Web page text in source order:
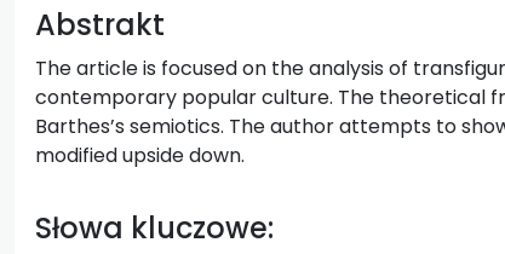
Abstrakt
The article is focused on the analysis of
contemporary popular culture. The theoretical
Barthes’s semiotics. The author attempts to
modified upside down.
Słowa kluczowe: